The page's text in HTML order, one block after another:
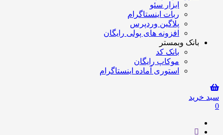
ابزار سئو
ربات اینستاگرام
پلاگین وردپرس
افزونه های پولی رایگان
بانک وبمستر
بانک کد
موکاپ رایگان
استوری آماده اینستاگرام
سبد خرید
0